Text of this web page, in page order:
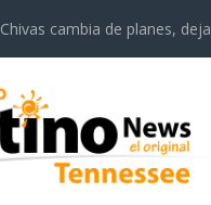
Chivas cambia de planes,